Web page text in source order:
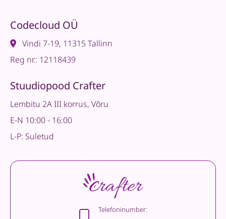
Codecloud OÜ
Vindi 7-19, 11315 Tallinn
Reg nr.: 12118439
Stuudiopood Crafter
Lembitu 2A III korrus, Võru
E-N 10:00 - 16:00
L-P: Suletud
Telefoninumber: